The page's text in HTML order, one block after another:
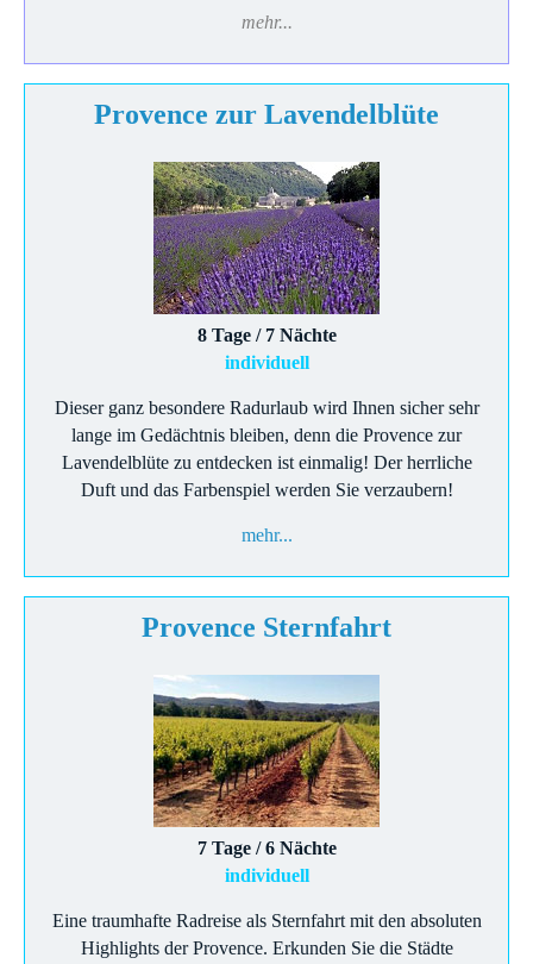
mehr...
Provence zur Lavendelblüte
8 Tage / 7 Nächte
individuell
Dieser ganz besondere Radurlaub wird Ihnen sicher sehr
lange im Gedächtnis bleiben, denn die Provence zur
Lavendelblüte zu entdecken ist einmalig! Der herrliche
Duft und das Farbenspiel werden Sie verzaubern!
mehr...
Provence Sternfahrt
7 Tage / 6 Nächte
individuell
Eine traumhafte Radreise als Sternfahrt mit den absoluten
Highlights der Provence. Erkunden Sie die Städte